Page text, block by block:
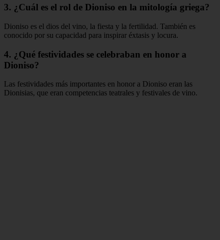
3. ¿Cuál es el rol de Dioniso en la mitología griega?
Dioniso es el dios del vino, la fiesta y la fertilidad. También es
conocido por su capacidad para inspirar éxtasis y locura.
4. ¿Qué festividades se celebraban en honor a
Dioniso?
Las festividades más importantes en honor a Dioniso eran las
Dionisias, que eran competencias teatrales y festivales de vino.